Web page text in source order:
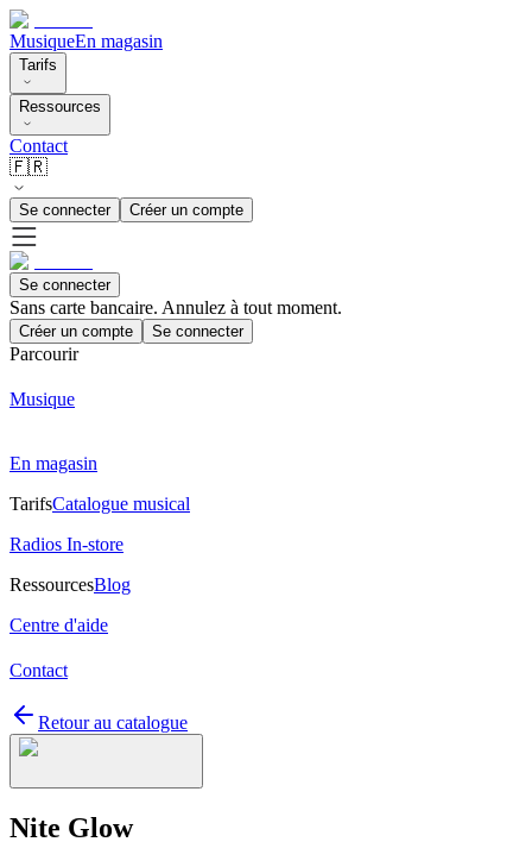
MusiqueEn magasin
Tarifs
Ressources
Contact
🇫🇷
Se connecter Créer un compte
Se connecter
Sans carte bancaire. Annulez à tout moment.
Créer un compte Se connecter
Parcourir
Musique
En magasin
TarifsCatalogue musical
Radios In-store
RessourcesBlog
Centre d'aide
Contact
Retour au catalogue
Nite Glow